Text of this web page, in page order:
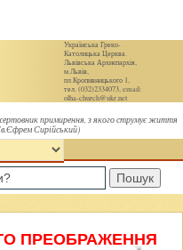
Українська Греко-
Католицька Церква.
Львівська Архиєпархія,
м.Львів,
пл.Кропивницького 1,
тел. (032)2334073, email:
olha-church@ukr.net
примирення, з якого струмує життя
Сирійський)
Пошук
ПРЕОБРАЖЕННЯ